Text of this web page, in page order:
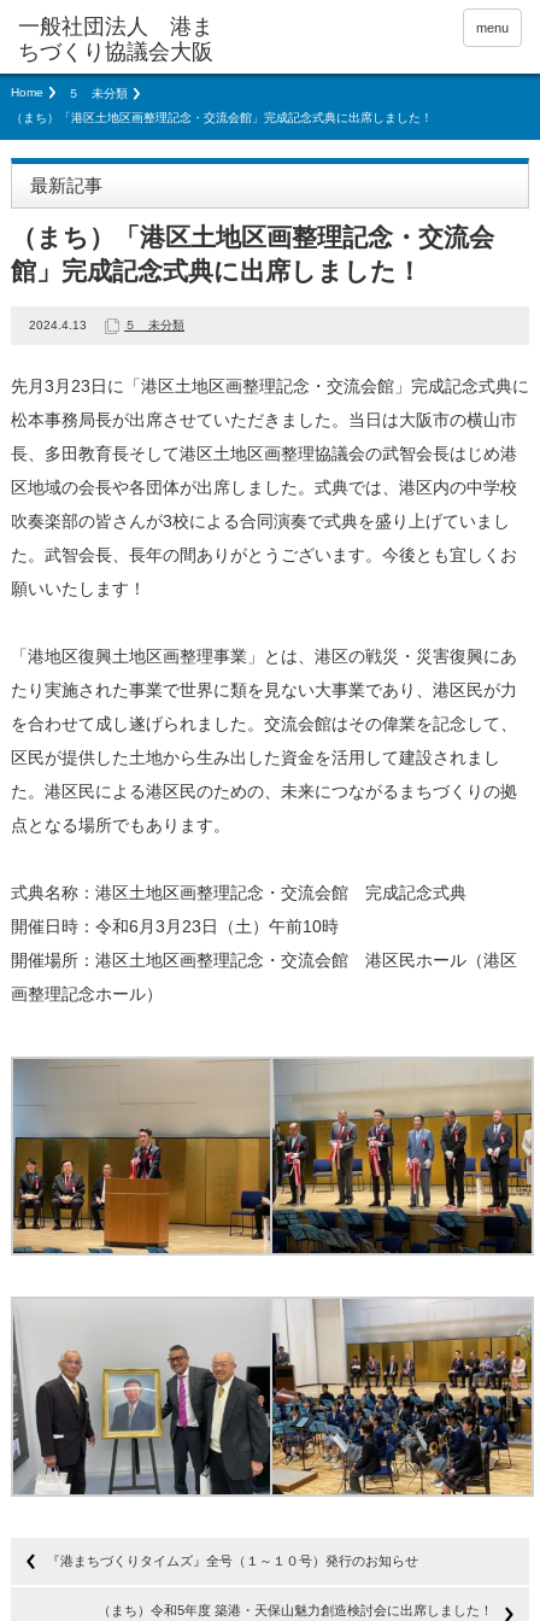
menu
Home
５ 未分類
（まち）「港区土地区画整理記念・交流会館」完成記念式典に出席しました！
最新記事
（まち）「港区土地区画整理記念・交流会
館」完成記念式典に出席しました！
2024.4.13 ５ 未分類
先月3月23日に「港区土地区画整理記念・交流会館」完成記念式典に
松本事務局長が出席させていただきました。当日は大阪市の横山市
長、多田教育長そして港区土地区画整理協議会の武智会長はじめ港
区地域の会長や各団体が出席しました。式典では、港区内の中学校
吹奏楽部の皆さんが3校による合同演奏で式典を盛り上げていまし
た。武智会長、長年の間ありがとうございます。今後とも宜しくお
願いいたします！
「港地区復興土地区画整理事業」とは、港区の戦災・災害復興にあ
たり実施された事業で世界に類を見ない大事業であり、港区民が力
を合わせて成し遂げられました。交流会館はその偉業を記念して、
区民が提供した土地から生み出した資金を活用して建設されまし
た。港区民による港区民のための、未来につながるまちづくりの拠
点となる場所でもあります。
式典名称：港区土地区画整理記念・交流会館 完成記念式典
開催日時：令和6月3月23日（土）午前10時
開催場所：港区土地区画整理記念・交流会館 港区民ホール（港区
画整理記念ホール）
『港まちづくりタイムズ』全号（１～１０号）発行のお知らせ
（まち）令和5年度 築港・天保山魅力創造検討会に出席しました！